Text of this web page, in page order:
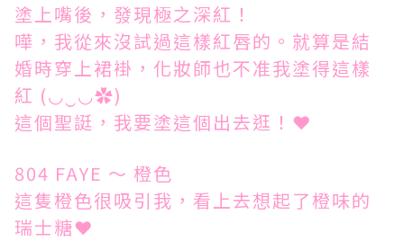
塗上嘴後，發現極之深紅！
嘩，我從來沒試過這樣紅唇的。就算是結
婚時穿上裙褂，化妝師也不准我塗得這樣
紅 (◡‿◡✿)
這個聖誔，我要塗這個出去逛！❤
804 FAYE ～ 橙色
這隻橙色很吸引我，看上去想起了橙味的
瑞士糖❤